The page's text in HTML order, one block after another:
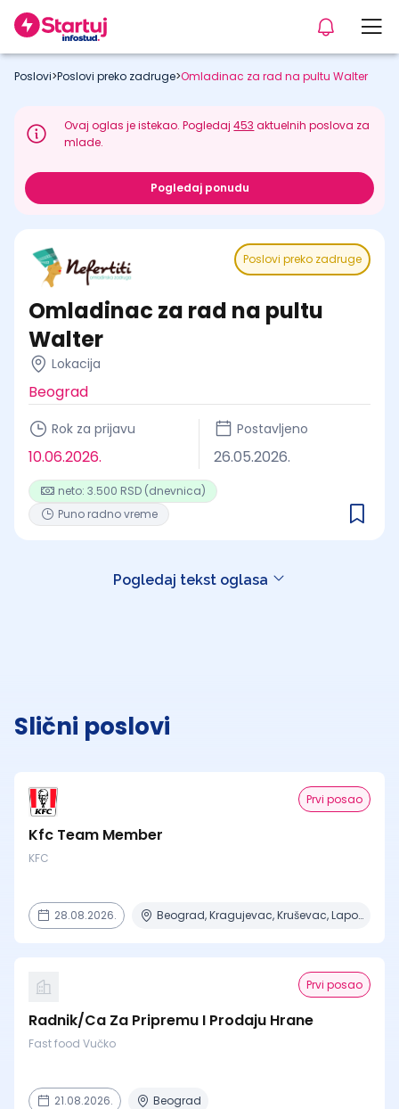
Poslovi>Poslovi preko zadruge>Omladinac za rad na pultu Walter
Ovaj oglas je istekao. Pogledaj453 aktuelnih poslova za
mlade.
Pogledaj ponudu
Poslovi preko zadruge
Omladinac za rad na pultu
Walter
Lokacija
Beograd
Rok za prijavu
10.06.2026.
Postavljeno
26.05.2026.
neto: 3.500 RSD (dnevnica)
Puno radno vreme
Pogledaj tekst oglasa
Slični poslovi
Prvi posao
Kfc Team Member
KFC
28.08.2026. Beograd, Kragujevac, Kruševac, Lapovo, Niš + 4 mesta
Prvi posao
Radnik/Ca Za Pripremu I Prodaju Hrane
Fast food Vučko
21.08.2026. Beograd